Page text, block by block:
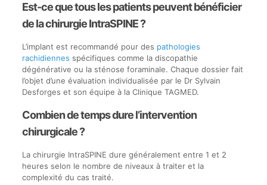
Est-ce que tous les patients peuvent bénéficier
de la chirurgie IntraSPINE ?
L’implant est recommandé pour des pathologies
rachidiennes spécifiques comme la discopathie
dégénérative ou la sténose foraminale. Chaque dossier fait
l’objet d’une évaluation individualisée par le Dr Sylvain
Desforges et son équipe à la Clinique TAGMED.
Combien de temps dure l’intervention
chirurgicale ?
La chirurgie IntraSPINE dure généralement entre 1 et 2
heures selon le nombre de niveaux à traiter et la
complexité du cas traité.